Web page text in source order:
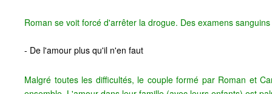
Roman se voit forcé d'arrêter la drogue. Des examens
- De l'amour plus qu'il n'en faut
Malgré toutes les difficultés, le couple formé par Roman et